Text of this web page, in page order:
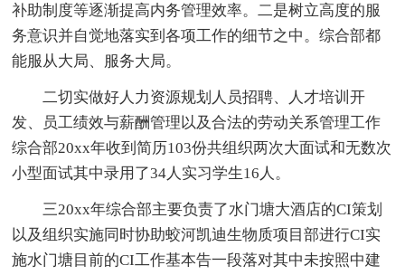
补助制度等逐渐提高内务管理效率。二是树立高度的服
务意识并自觉地落实到各项工作的细节之中。综合部都
能服从大局、服务大局。
二切实做好人力资源规划人员招聘、人才培训开
发、员工绩效与薪酬管理以及合法的劳动关系管理工作
综合部20xx年收到简历103份共组织两次大面试和无数次
小型面试其中录用了34人实习学生16人。
三20xx年综合部主要负责了水门塘大酒店的CI策划
以及组织实施同时协助蛟河凯迪生物质项目部进行CI实
施水门塘目前的CI工作基本告一段落对其中未按照中建